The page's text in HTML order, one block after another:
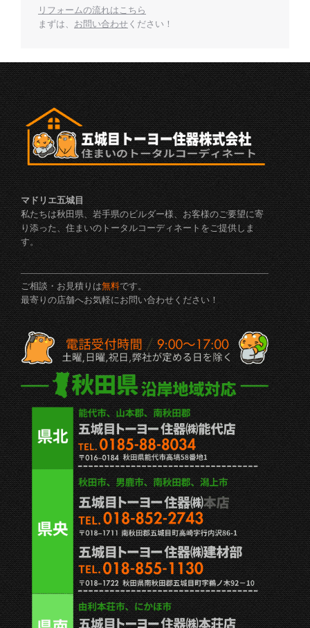
リフォームの流れはこちら
まずは、 お問い合わせ ください！
マドリエ五城目
私たちは秋田県、岩手県のビルダー様、お客様のご要望に寄
り添った、住まいのトータルコーディネートをご提供しま
す。
ご相談・お見積りは無料です。
最寄りの店舗へお気軽にお問い合わせください！